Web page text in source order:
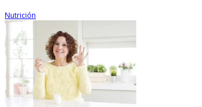
Nutrición